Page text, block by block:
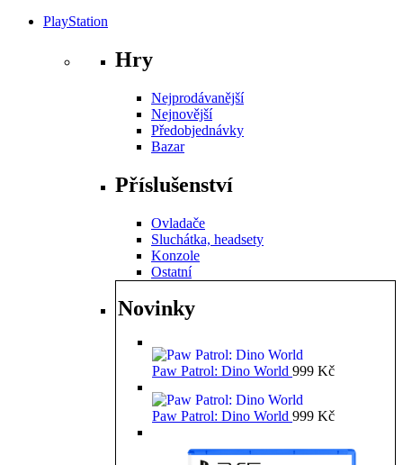
PlayStation
Hry
Nejprodávanější
Nejnovější
Předobjednávky
Bazar
Příslušenství
Ovladače
Sluchátka, headsety
Konzole
Ostatní
Novinky
Paw Patrol: Dino World 999 Kč
Paw Patrol: Dino World 999 Kč